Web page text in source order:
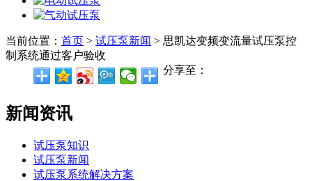
当前位置： 首页 > 试压泵新闻 > 思凯达变频变流量试压泵控
制系统通过客户验收
分享至：
新闻资讯
试压泵知识
试压泵新闻
试压泵系统解决方案